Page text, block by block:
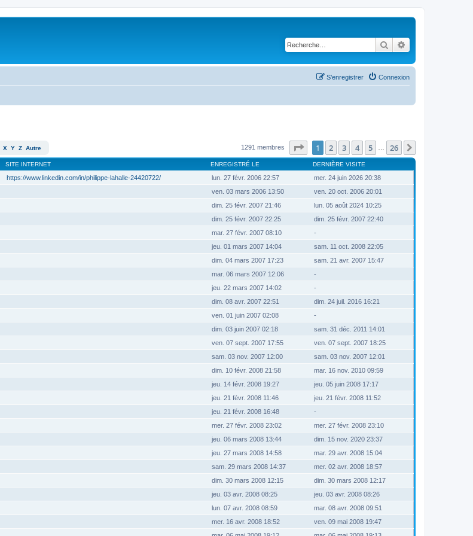
Rechercher
Connexion
S’enregistrer
X Y Z Autre 1291 membres Page sur26
1 2 3 4 5 26
SITE INTERNET ENREGISTRÉ LE DERNIÈRE VISITE
https://www.linkedin.com/in/philippe-lahalle-24420722/ lun. 27 févr. 2006 22:57
mer. 24 juin 2026 20:38
ven. 03 mars 2006 13:50
ven. 20 oct. 2006 20:01
dim. 25 févr. 2007 21:46
lun. 05 août 2024 10:25
dim. 25 févr. 2007 22:25
dim. 25 févr. 2007 22:40
mar. 27 févr. 2007 08:10
-
jeu. 01 mars 2007 14:04
sam. 11 oct. 2008 22:05
dim. 04 mars 2007 17:23
sam. 21 avr. 2007 15:47
mar. 06 mars 2007 12:06
-
jeu. 22 mars 2007 14:02
-
dim. 08 avr. 2007 22:51
dim. 24 juil. 2016 16:21
ven. 01 juin 2007 02:08
-
dim. 03 juin 2007 02:18
sam. 31 déc. 2011 14:01
ven. 07 sept. 2007 17:55
ven. 07 sept. 2007 18:25
sam. 03 nov. 2007 12:00
sam. 03 nov. 2007 12:01
dim. 10 févr. 2008 21:58
mar. 16 nov. 2010 09:59
jeu. 14 févr. 2008 19:27
jeu. 05 juin 2008 17:17
jeu. 21 févr. 2008 11:46
jeu. 21 févr. 2008 11:52
jeu. 21 févr. 2008 16:48
-
mer. 27 févr. 2008 23:02
mer. 27 févr. 2008 23:10
jeu. 06 mars 2008 13:44
dim. 15 nov. 2020 23:37
jeu. 27 mars 2008 14:58
mar. 29 avr. 2008 15:04
sam. 29 mars 2008 14:37
mer. 02 avr. 2008 18:57
dim. 30 mars 2008 12:15
dim. 30 mars 2008 12:17
jeu. 03 avr. 2008 08:25
jeu. 03 avr. 2008 08:26
lun. 07 avr. 2008 08:59
mar. 08 avr. 2008 09:51
mer. 16 avr. 2008 18:52
ven. 09 mai 2008 19:47